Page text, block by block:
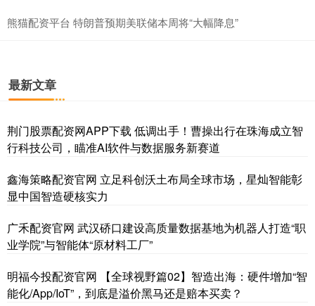
熊猫配资平台 特朗普预期美联储本周将“大幅降息”
最新文章
荆门股票配资网APP下载 低调出手！曹操出行在珠海成立智
行科技公司，瞄准AI软件与数据服务新赛道
鑫海策略配资官网 立足科创沃土布局全球市场，星灿智能彰
显中国智造硬核实力
广禾配资官网 武汉硚口建设高质量数据基地为机器人打造“职
业学院”与智能体“原材料工厂”
明福今投配资官网 【全球视野篇02】智造出海：硬件增加“智
能化/App/IoT”，到底是溢价黑马还是赔本买卖？